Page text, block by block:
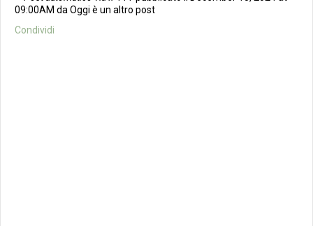
09:00AM da Oggi è un altro post
Condividi